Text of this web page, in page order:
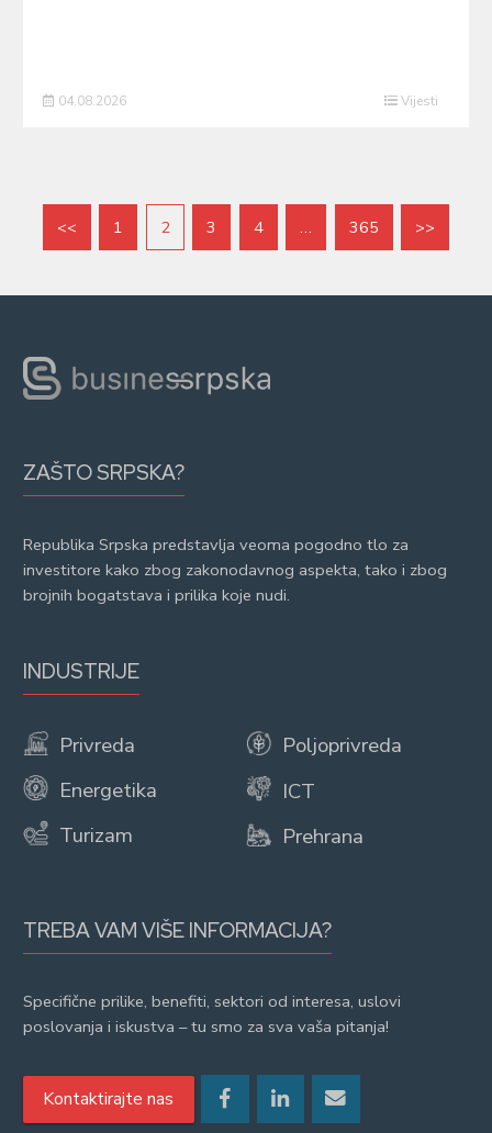
04.08.2026 Vijesti
<< 1 2 3 4 … 365 >>
ZAŠTO SRPSKA?
Republika Srpska predstavlja veoma pogodno tlo za
investitore kako zbog zakonodavnog aspekta, tako i zbog
brojnih bogatstava i prilika koje nudi.
INDUSTRIJE
Privreda
Energetika
Turizam
Poljoprivreda
ICT
Prehrana
TREBA VAM VIŠE INFORMACIJA?
Specifične prilike, benefiti, sektori od interesa, uslovi
poslovanja i iskustva – tu smo za sva vaša pitanja!
Kontaktirajte nas